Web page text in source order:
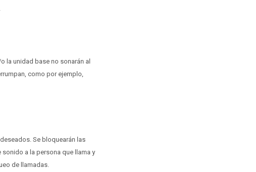
la unidad base no sonarán al
como por ejemplo,
Se bloquearán las
a la persona que llama y
de llamadas.